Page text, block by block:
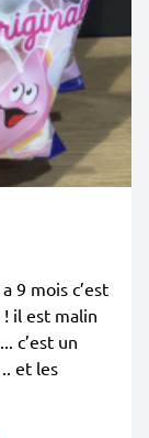
9 mois c’est
! il est malin
c’est un
et les